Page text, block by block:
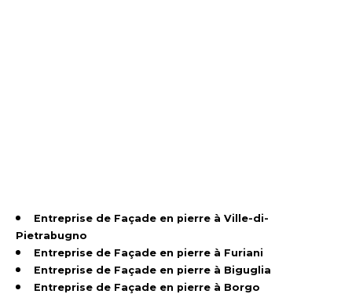
Entreprise de Façade en pierre à Ville-di-
Pietrabugno
Entreprise de Façade en pierre à Furiani
Entreprise de Façade en pierre à Biguglia
Entreprise de Façade en pierre à Borgo